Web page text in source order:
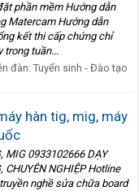
phần mềm Hướng dẫn
Matercam Hướng dẫn
kết thi cấp chứng chỉ
trong tuần...
đàn:Tuyển sinh - Đào tạo
hàn tig, mig, máy
MIG 0933102666 DẠY
CHUYÊN NGHIỆP Hotline
nghề sửa chữa board